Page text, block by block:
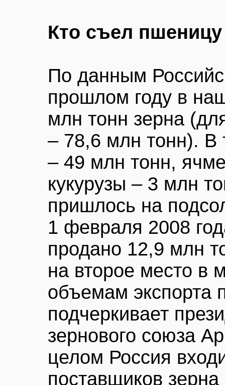
Кто съел пшеницу
По данным
прошлом году в
млн тонн зерна
– 78,6 млн тонн).
– 49 млн тонн,
кукурузы – 3 млн
пришлось на
1 февраля 2008
продано 12,9 млн
на второе место
объемам экспорта
подчеркивает
зернового союза
целом Россия
поставщиков